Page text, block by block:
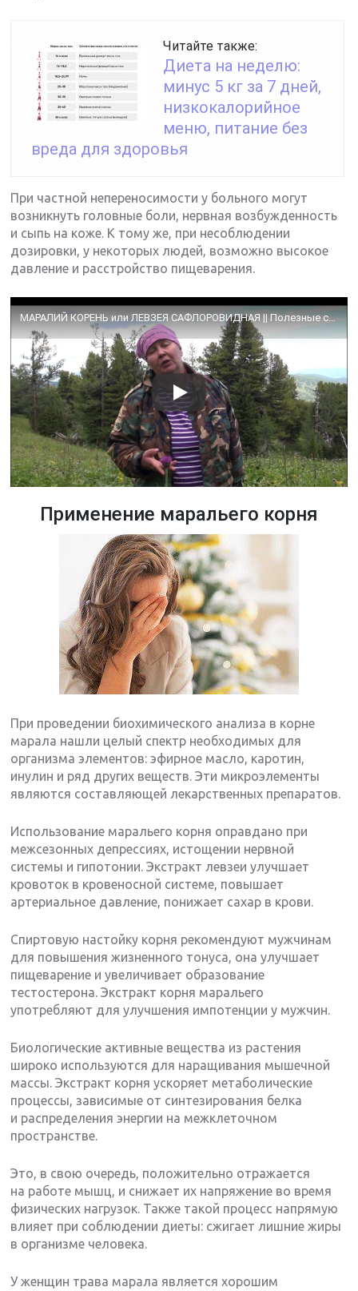
Читайте также:
Диета на неделю:
минус 5 кг за 7 дней,
низкокалорийное
меню, питание без
вреда для здоровья
При частной непереносимости у больного могут
возникнуть головные боли, нервная возбужденность
и сыпь на коже. К тому же, при несоблюдении
дозировки, у некоторых людей, возможно высокое
давление и расстройство пищеварения.
МАРАЛИЙ КОРЕНЬ или ЛЕВЗЕЯ САФЛОРОВИДНАЯ || Полезные свойства и применение
Применение маральего корня
При проведении биохимического анализа в корне
марала нашли целый спектр необходимых для
организма элементов: эфирное масло, каротин,
инулин и ряд других веществ. Эти микроэлементы
являются составляющей лекарственных препаратов.
Использование маральего корня оправдано при
межсезонных депрессиях, истощении нервной
системы и гипотонии. Экстракт левзеи улучшает
кровоток в кровеносной системе, повышает
артериальное давление, понижает сахар в крови.
Спиртовую настойку корня рекомендуют мужчинам
для повышения жизненного тонуса, она улучшает
пищеварение и увеличивает образование
тестостерона. Экстракт корня маральего
употребляют для улучшения импотенции у мужчин.
Биологические активные вещества из растения
широко используются для наращивания мышечной
массы. Экстракт корня ускоряет метаболические
процессы, зависимые от синтезирования белка
и распределения энергии на межклеточном
пространстве.
Это, в свою очередь, положительно отражается
на работе мышц, и снижает их напряжение во время
физических нагрузок. Также такой процесс напрямую
влияет при соблюдении диеты: сжигает лишние жиры
в организме человека.
У женщин трава марала является хорошим